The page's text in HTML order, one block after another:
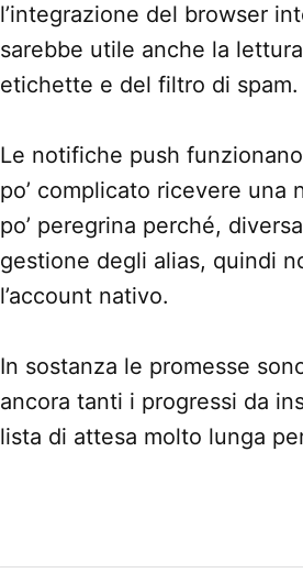
l’integrazione del browser
sarebbe utile anche la
etichette e del filtro di spam.
Le notifiche push
po’ complicato ricevere una
po’ peregrina perché,
gestione degli alias, quindi
l’account nativo.
In sostanza le promesse
ancora tanti i progressi da
lista di attesa molto lunga